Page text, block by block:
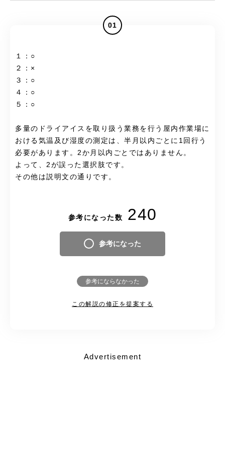
01
１：○
２：×
３：○
４：○
５：○
多量のドライアイスを取り扱う業務を行う屋内作業場に
おける気温及び湿度の測定は、半月以内ごとに1回行う
必要があります。2か月以内ごとではありません。
よって、2が誤った選択肢です。
その他は説明文の通りです。
参考になった数 240
参考になった
参考にならなかった
この解説の修正を提案する
Advertisement